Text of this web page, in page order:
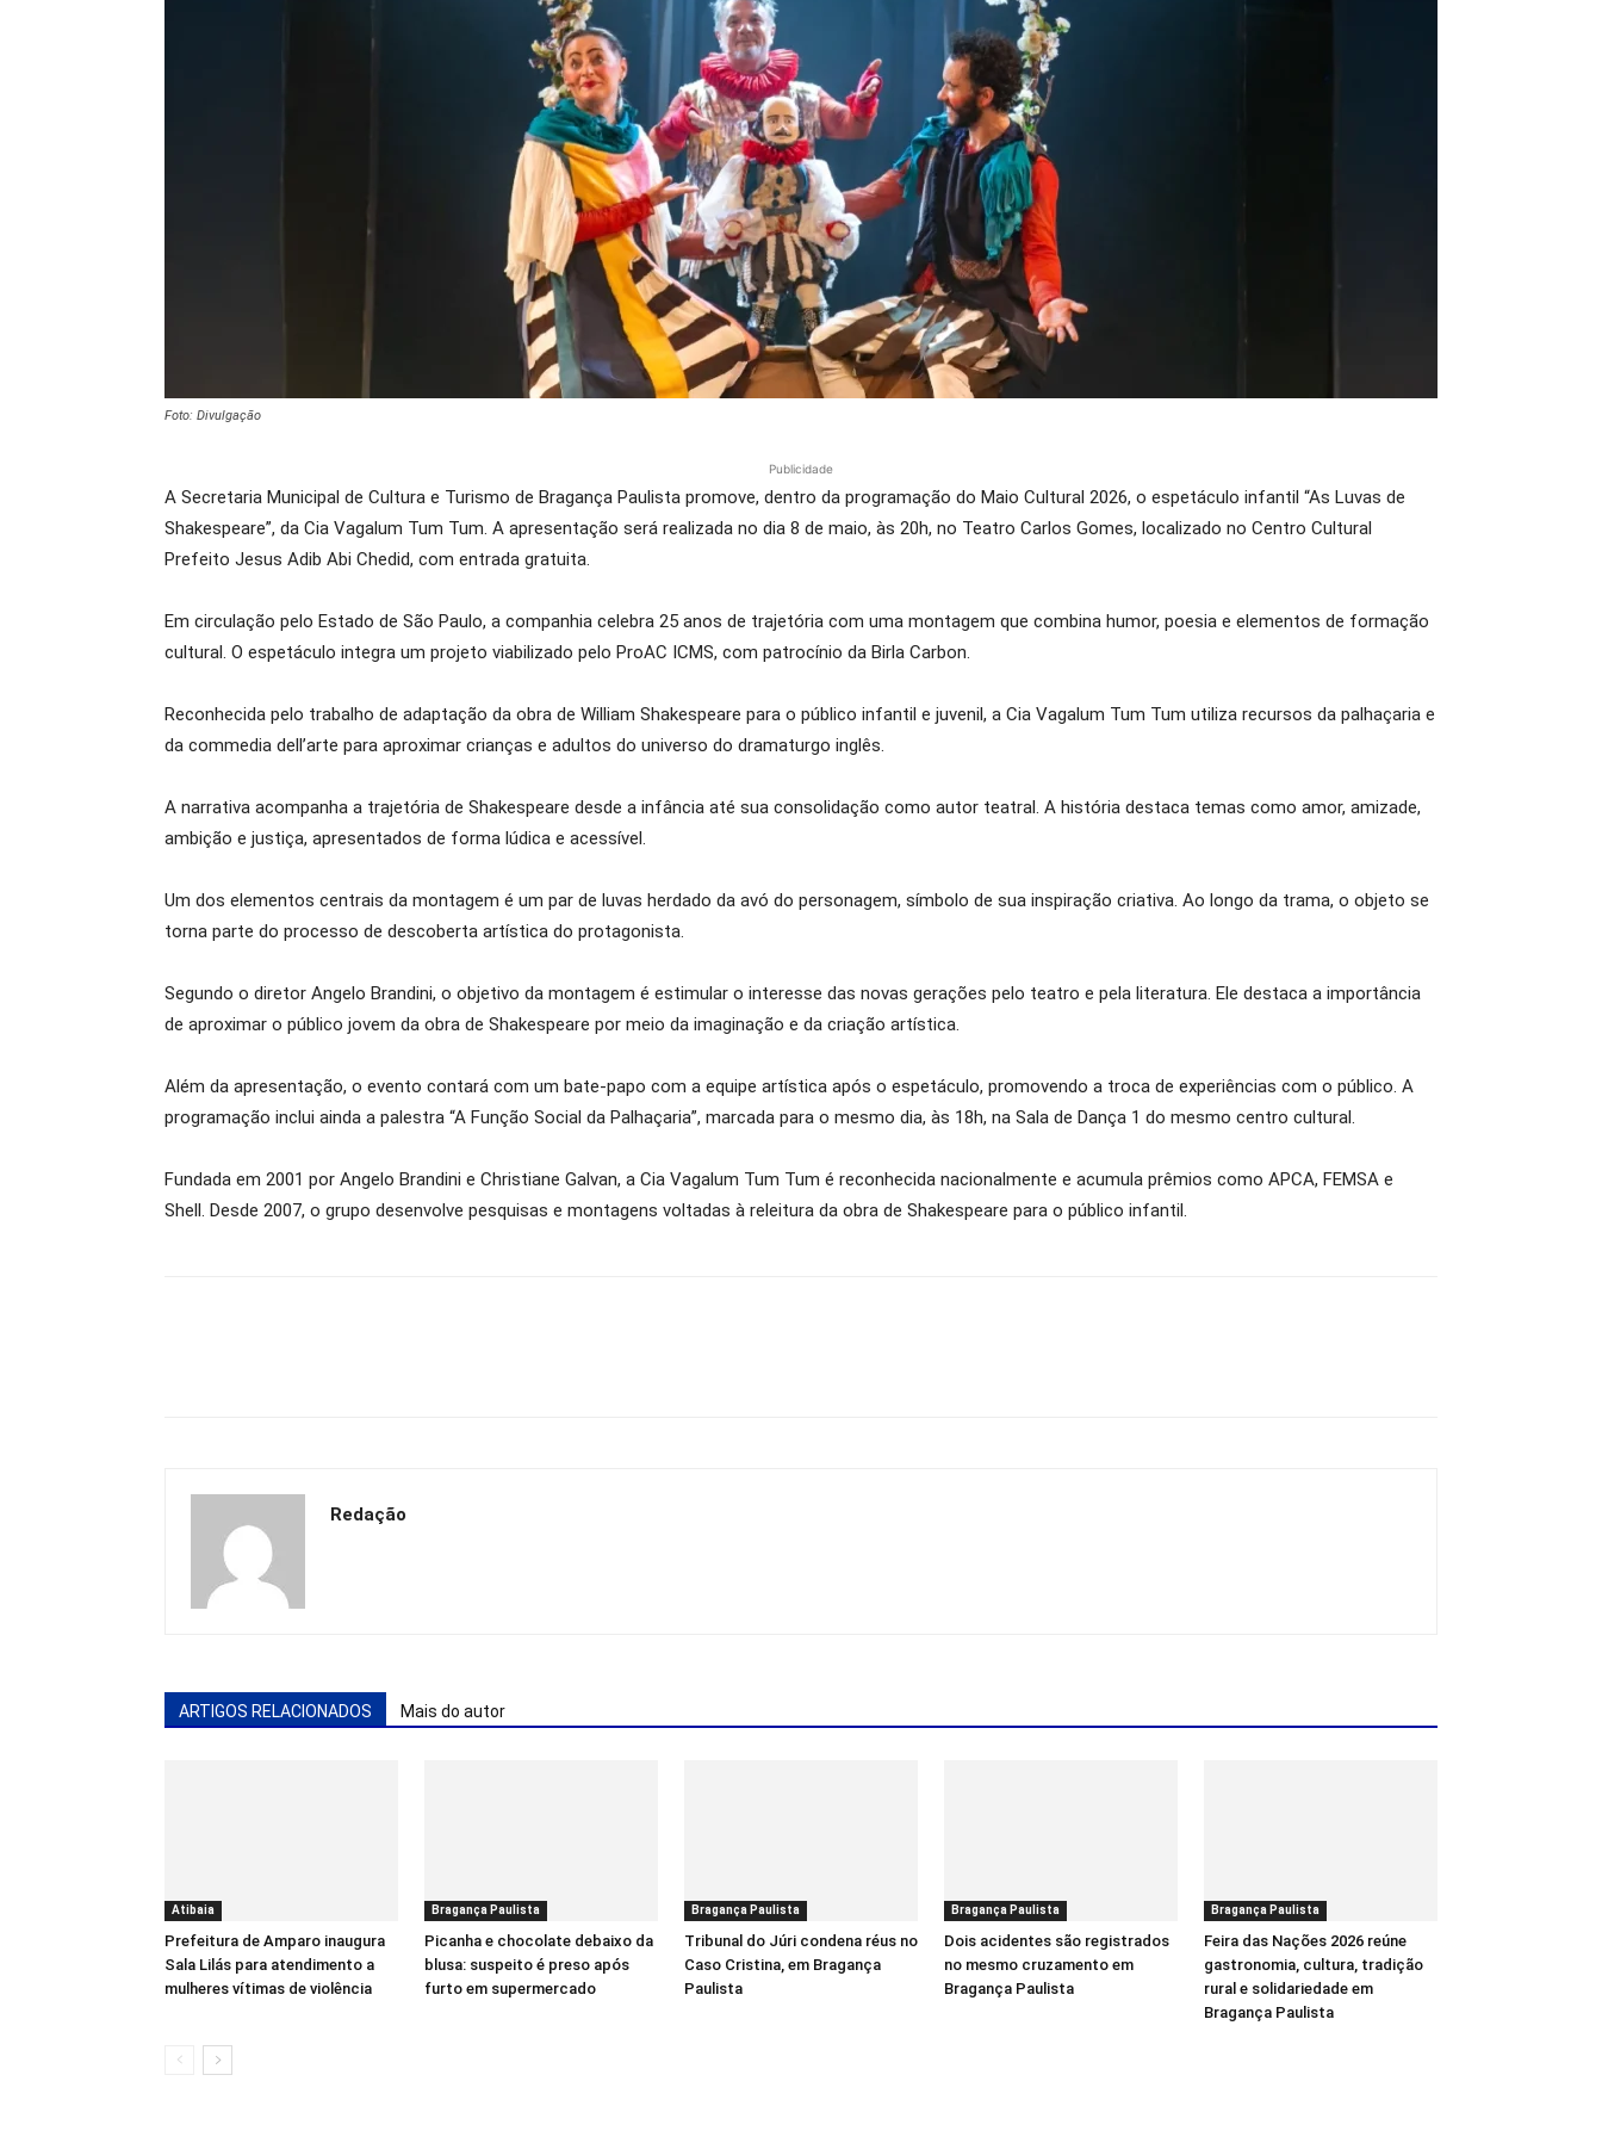
Foto: Divulgação
Publicidade
A Secretaria Municipal de Cultura e Turismo de Bragança Paulista promove, dentro da programação do Maio Cultural 2026, o espetáculo infantil “As Luvas de
Shakespeare”, da Cia Vagalum Tum Tum. A apresentação será realizada no dia 8 de maio, às 20h, no Teatro Carlos Gomes, localizado no Centro Cultural
Prefeito Jesus Adib Abi Chedid, com entrada gratuita.
Em circulação pelo Estado de São Paulo, a companhia celebra 25 anos de trajetória com uma montagem que combina humor, poesia e elementos de formação
cultural. O espetáculo integra um projeto viabilizado pelo ProAC ICMS, com patrocínio da Birla Carbon.
Reconhecida pelo trabalho de adaptação da obra de William Shakespeare para o público infantil e juvenil, a Cia Vagalum Tum Tum utiliza recursos da palhaçaria e
da commedia dell’arte para aproximar crianças e adultos do universo do dramaturgo inglês.
A narrativa acompanha a trajetória de Shakespeare desde a infância até sua consolidação como autor teatral. A história destaca temas como amor, amizade,
ambição e justiça, apresentados de forma lúdica e acessível.
Um dos elementos centrais da montagem é um par de luvas herdado da avó do personagem, símbolo de sua inspiração criativa. Ao longo da trama, o objeto se
torna parte do processo de descoberta artística do protagonista.
Segundo o diretor Angelo Brandini, o objetivo da montagem é estimular o interesse das novas gerações pelo teatro e pela literatura. Ele destaca a importância
de aproximar o público jovem da obra de Shakespeare por meio da imaginação e da criação artística.
Além da apresentação, o evento contará com um bate-papo com a equipe artística após o espetáculo, promovendo a troca de experiências com o público. A
programação inclui ainda a palestra “A Função Social da Palhaçaria”, marcada para o mesmo dia, às 18h, na Sala de Dança 1 do mesmo centro cultural.
Fundada em 2001 por Angelo Brandini e Christiane Galvan, a Cia Vagalum Tum Tum é reconhecida nacionalmente e acumula prêmios como APCA, FEMSA e
Shell. Desde 2007, o grupo desenvolve pesquisas e montagens voltadas à releitura da obra de Shakespeare para o público infantil.
Redação
ARTIGOS RELACIONADOS Mais do autor
Atibaia
Prefeitura de Amparo inaugura
Sala Lilás para atendimento a
mulheres vítimas de violência
Bragança Paulista
Picanha e chocolate debaixo da
blusa: suspeito é preso após
furto em supermercado
Bragança Paulista
Tribunal do Júri condena réus no
Caso Cristina, em Bragança
Paulista
Bragança Paulista
Dois acidentes são registrados
no mesmo cruzamento em
Bragança Paulista
Bragança Paulista
Feira das Nações 2026 reúne
gastronomia, cultura, tradição
rural e solidariedade em
Bragança Paulista